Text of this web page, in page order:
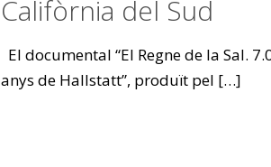
Califòrnia del Sud
El documental “El Regne de la Sal.
anys de Hallstatt”, produït pel […]